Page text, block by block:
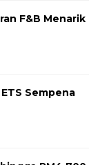
F&B Menarik
Sempena